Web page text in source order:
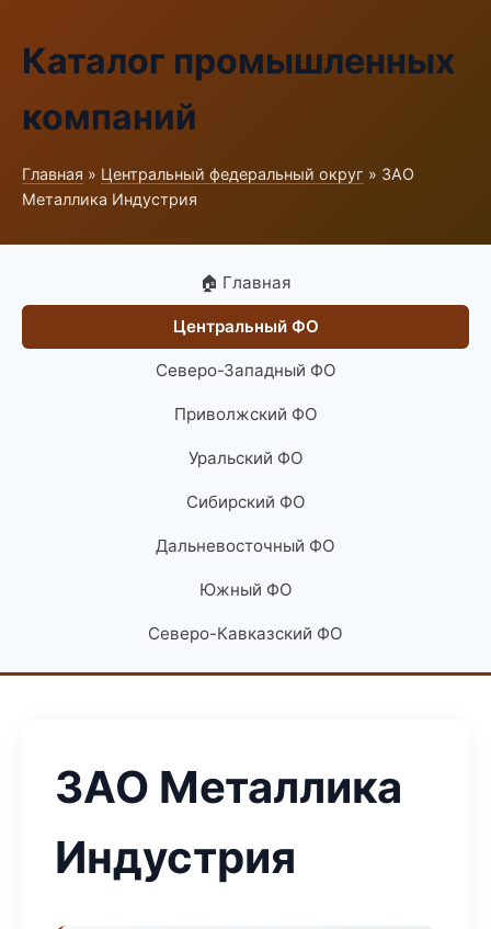
Каталог промышленных
компаний
Главная » Центральный федеральный округ » ЗАО
Металлика Индустрия
🏠 Главная
Центральный ФО
Северо-Западный ФО
Приволжский ФО
Уральский ФО
Сибирский ФО
Дальневосточный ФО
Южный ФО
Северо-Кавказский ФО
ЗАО Металлика
Индустрия